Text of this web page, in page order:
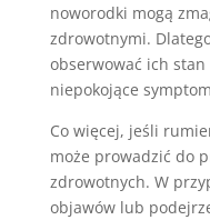
noworodki mogą
zdrowotnymi.
obserwować ich
niepokojące
Co więcej, jeśli
może prowadzić do
zdrowotnych. W
objawów lub